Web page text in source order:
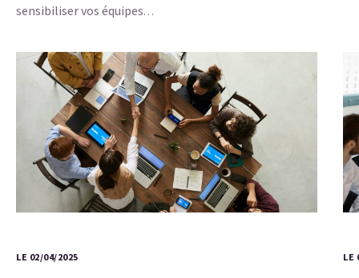
sensibiliser vos équipes…
LE 02/04/2025 LE